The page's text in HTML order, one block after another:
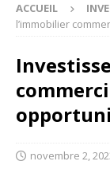
ACCUEIL
l’immobilier
novembre 2,